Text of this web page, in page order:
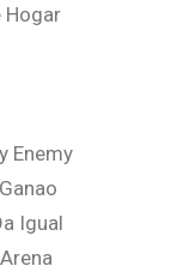
Hogar
Enemy
Igual